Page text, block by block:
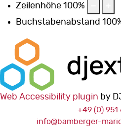
Zeilenhöhe 100%
Buchstabenabstand 100
Web Accessibility plugin by
+49 (0) 951
info@bamberger-